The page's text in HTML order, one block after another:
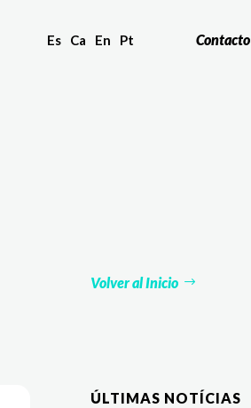
Es Ca En Pt Contacto
Volver al Inicio
ÚLTIMAS NOTÍCIAS